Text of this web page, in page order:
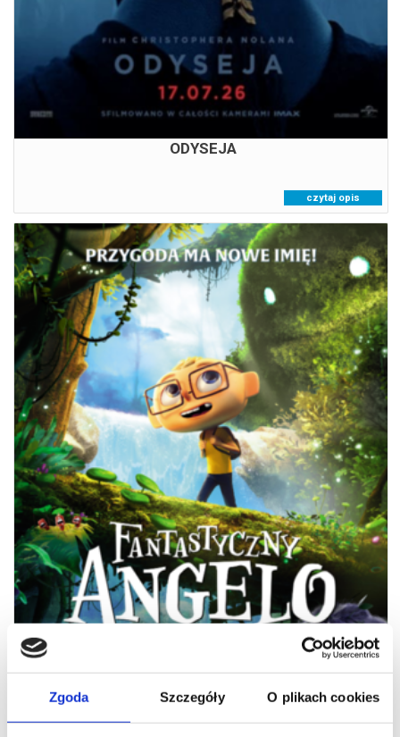
Zgoda Szczegóły O plikach cookies
ODYSEJA
czytaj opis
FANTASTYCZNY ANGELO
08.08.2026
18:00